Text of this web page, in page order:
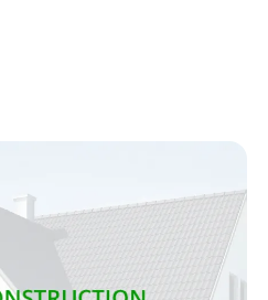
à recevoir nos propositions commerciales à
pouvez vous désinscrire à tout moment en